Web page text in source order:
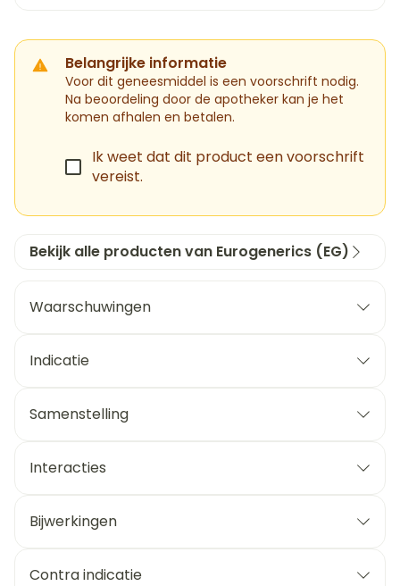
Belangrijke informatie
Voor dit geneesmiddel is een voorschrift nodig.
Na beoordeling door de apotheker kan je het
komen afhalen en betalen.
Ik weet dat dit product een voorschrift
vereist.
Bekijk alle producten van Eurogenerics (EG)
Waarschuwingen
Indicatie
Samenstelling
Interacties
Bijwerkingen
Contra indicatie